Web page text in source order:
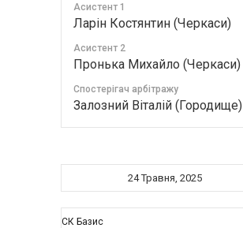
Асистент 1
Ларін Костянтин (Черкаси)
Асистент 2
Пронька Михайло (Черкаси)
Спостерігач арбітражу
Залозний Віталій (Городище)
24 Травня, 2025
СК Базис